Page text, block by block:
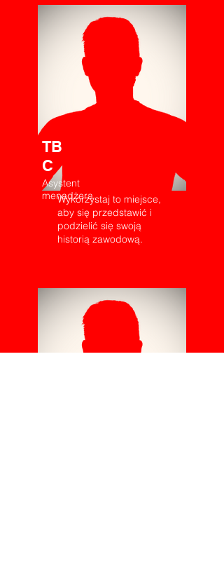
TB
C
Asystent
menadżera
Wykorzystaj to miejsce,
aby się przedstawić i
podzielić się swoją
historią zawodową.